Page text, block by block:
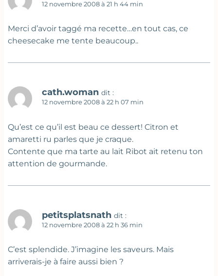
12 novembre 2008 à 21 h 44 min
Merci d’avoir taggé ma recette…en tout cas, ce
cheesecake me tente beaucoup..
cath.woman dit :
12 novembre 2008 à 22 h 07 min
Qu’est ce qu’il est beau ce dessert! Citron et
amaretti ru parles que je craque.
Contente que ma tarte au lait Ribot ait retenu ton
attention de gourmande.
petitsplatsnath dit :
12 novembre 2008 à 22 h 36 min
C’est splendide. J’imagine les saveurs. Mais
arriverais-je à faire aussi bien ?